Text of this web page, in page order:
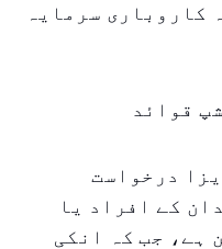
کاروباری سرمایہ
قوائد
درخواست
کے افراد یا
ہے، جب کہ انکی